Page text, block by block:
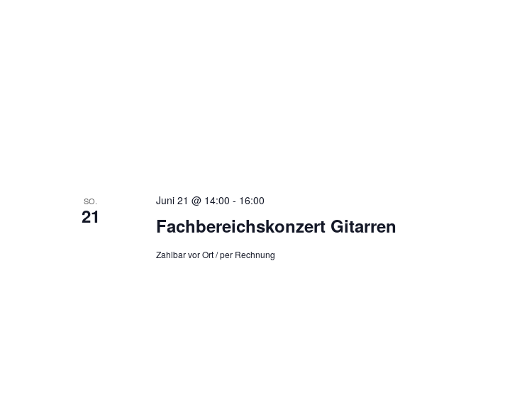
SO.
21 Fachbereichskonzert Gitarren
Juni 21 @ 14:00 - 16:00
Zahlbar vor Ort / per Rechnung